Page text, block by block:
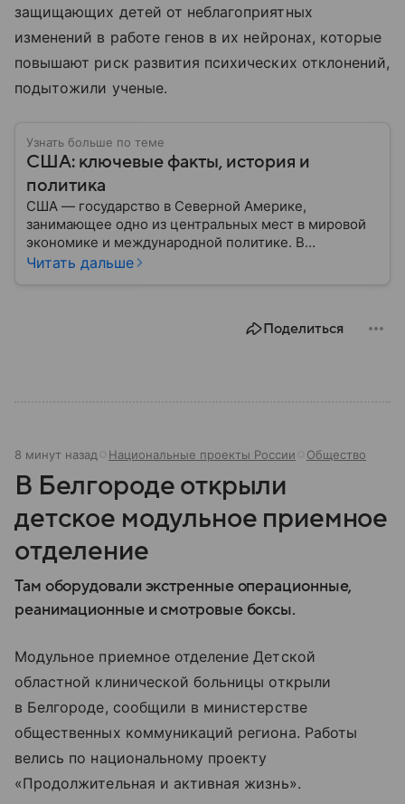
защищающих детей от неблагоприятных
изменений в работе генов в их нейронах, которые
повышают риск развития психических отклонений,
подытожили ученые.
Узнать больше по теме
США: ключевые факты, история и
политика
США — государство в Северной Америке,
занимающее одно из центральных мест в мировой
экономике и международной политике. В
материале — основные сведения об этой стране.
Читать дальше
Поделиться
8 минут назад Национальные проекты России Общество
В Белгороде открыли
детское модульное приемное
отделение
Там оборудовали экстренные операционные,
реанимационные и смотровые боксы.
Модульное приемное отделение Детской
областной клинической больницы открыли
в Белгороде, сообщили в министерстве
общественных коммуникаций региона. Работы
велись по национальному проекту
«Продолжительная и активная жизнь».